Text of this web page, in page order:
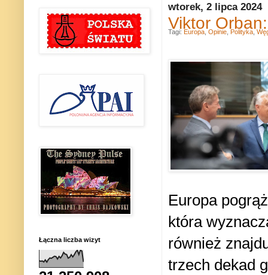
wtorek, 2 lipca 2024
Viktor
Europa
która
również
trzech dekad
Tagi: Europa Opinie Polityka
Łączna liczba wizyt